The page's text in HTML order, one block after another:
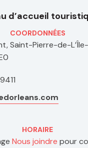
d’accueil
COORDONNÉES
Saint-Pierre-de-L’Île-
HORAIRE
Nous joindre pour